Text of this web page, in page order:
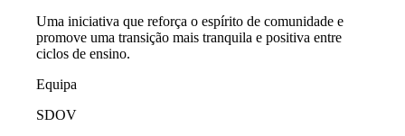
Uma iniciativa que reforça o espírito de comunidade e
promove uma transição mais tranquila e positiva entre
ciclos de ensino.
Equipa
SDOV